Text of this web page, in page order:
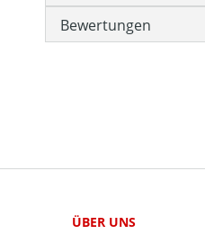
Bewertungen
ÜBER UNS